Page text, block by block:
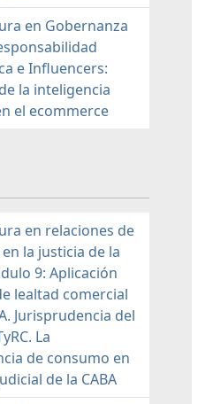
en Gobernanza
e Influencers:
la inteligencia
el ecommerce
en relaciones de
la justicia de la
9: Aplicación
lealtad comercial
Jurisprudencia del
La
de consumo en
de la CABA